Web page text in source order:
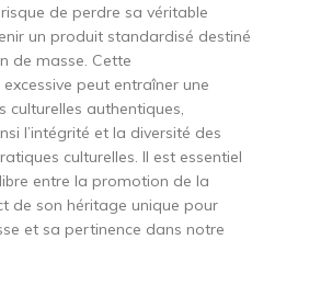
de perdre sa véritable
un produit standardisé destiné
de masse. Cette
peut entraîner une
culturelles authentiques,
l’intégrité et la diversité des
culturelles. Il est essentiel
entre la promotion de la
de son héritage unique pour
et sa pertinence dans notre